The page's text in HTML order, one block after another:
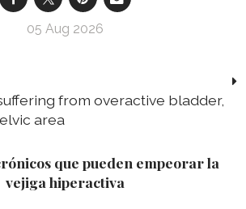
05 Aug 2026
que pueden empeorar la
vejiga hiperactiva